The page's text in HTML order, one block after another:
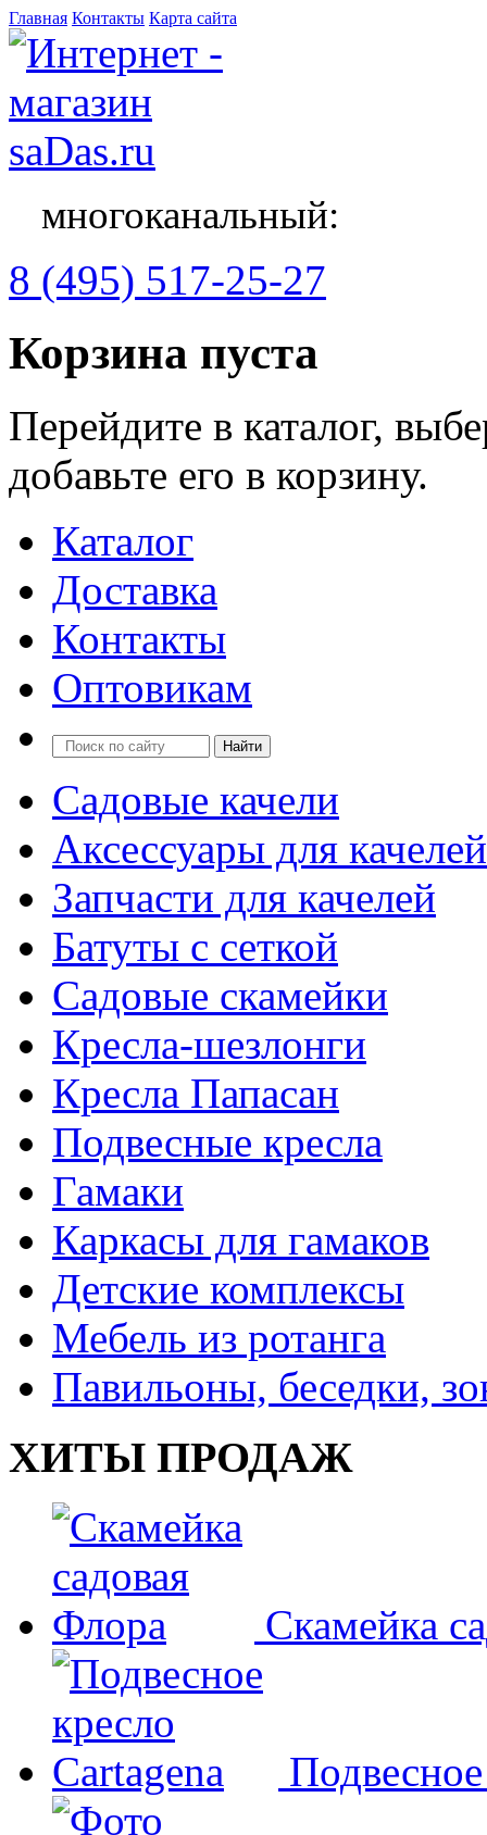
Главная Контакты Карта сайта
многоканальный:
8 (495) 517-25-27
Корзина пуста
Перейдите в каталог,
добавьте его в корзину.
Каталог
Доставка
Контакты
Оптовикам
Садовые качели
Аксессуары для качелей
Запчасти для качелей
Батуты с сеткой
Садовые скамейки
Кресла-шезлонги
Кресла Папасан
Подвесные кресла
Гамаки
Каркасы для гамаков
Детские комплексы
Мебель из ротанга
Павильоны, беседки,
ХИТЫ ПРОДАЖ
Скамейка